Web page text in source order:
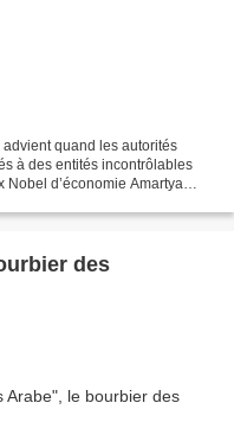
advient quand les autorités
à des entités incontrôlables
Nobel d’économie Amartya
des